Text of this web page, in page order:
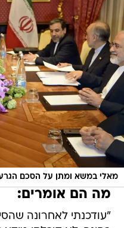
מאלי במשא ומתן על הסכם
מה הם אומרים:
"עודכנתי לאחרונה